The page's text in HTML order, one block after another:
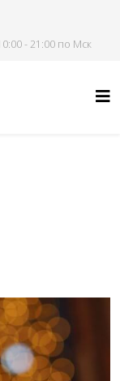
- 21:00 по Мск